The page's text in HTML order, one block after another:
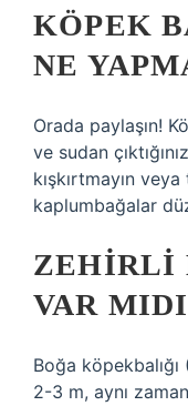
KÖPEK
NE
Orada paylaşın!
ve sudan
kışkırtmayın
kaplumbağalar
ZEHIRLI
VAR
Boğa
2-3 m, aynı